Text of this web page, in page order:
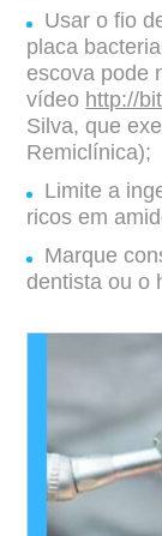
Usar o fio
placa
escova pode
vídeo http://
Silva, que
Remiclínica);
Limite a
ricos em
Marque
dentista ou o